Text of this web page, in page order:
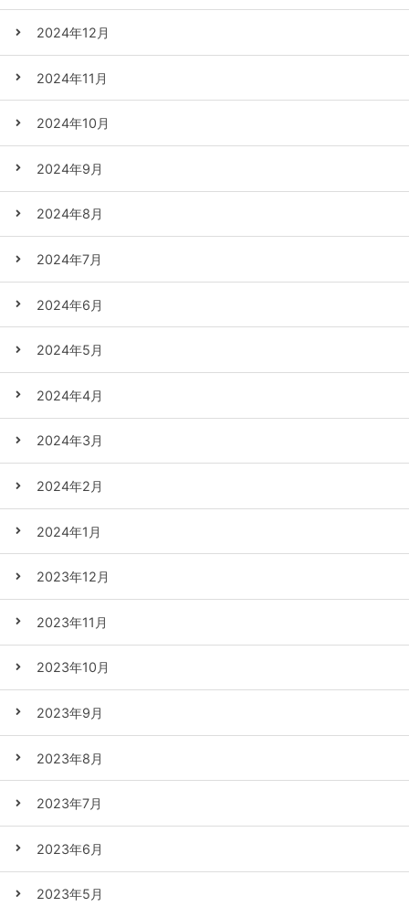
2024年12月
2024年11月
2024年10月
2024年9月
2024年8月
2024年7月
2024年6月
2024年5月
2024年4月
2024年3月
2024年2月
2024年1月
2023年12月
2023年11月
2023年10月
2023年9月
2023年8月
2023年7月
2023年6月
2023年5月